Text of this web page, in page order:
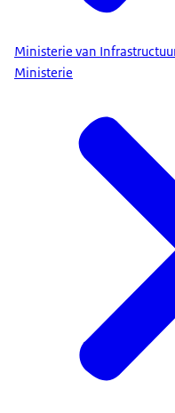
Ministerie van
Ministerie